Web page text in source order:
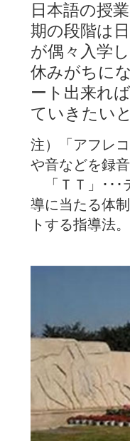
日本語の授
期の段階は
が偶々入学
休みがちに
ート出来れ
ていきたい
注）「アフレ
や音などを録音
「ＴＴ」･･･
導に当たる体
トする指導法。